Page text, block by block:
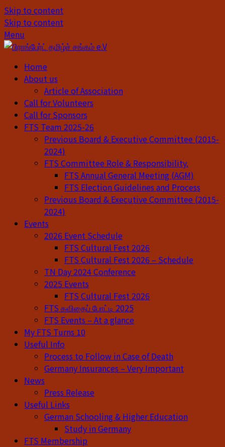
Skip to content
Skip to content
Menu
Home
About us
Article of Association
Call for Volunteers
Call for Sponsors
FTS Team 2025-26
Previous Board & Executive Committee (2015-
2024)
FTS Committee Role & Responsibility.
FTS Annual General Meeting (AGM)
FTS Election Guidelines and Process
Previous Board & Executive Committee (2015-
2024)
Events
2026 Event Schedule
FTS Cultural Fest 2026
FTS Cultural Fest 2026 – Schedule
TN Day 2024 Conference
2025 Events
FTS Cultural Fest 2026
FTS கவிதைப் போட்டி 2025
FTS Events – At a glance
My FTS Turns 10
Useful Info
Process to Follow in Case of Death
Germany Insurances – Very Important
News
Press Release
Useful Links
German Schooling & Higher Education
Study in Germany
FTS Membership